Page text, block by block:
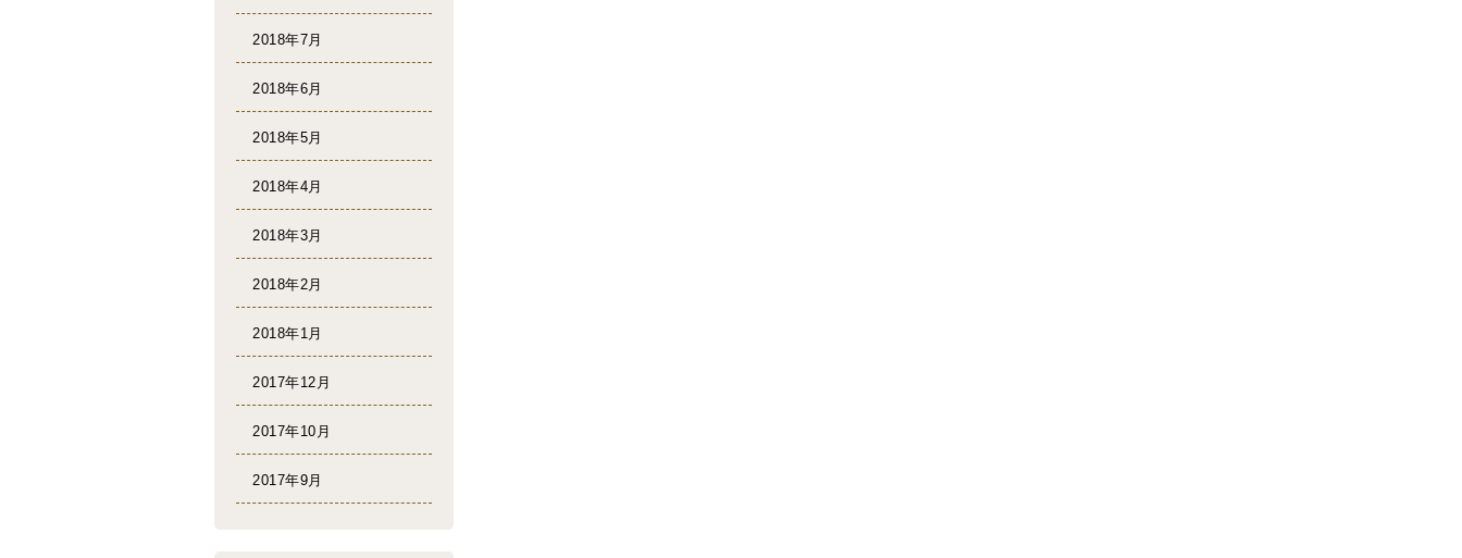
2018年7月
2018年6月
2018年5月
2018年4月
2018年3月
2018年2月
2018年1月
2017年12月
2017年10月
2017年9月